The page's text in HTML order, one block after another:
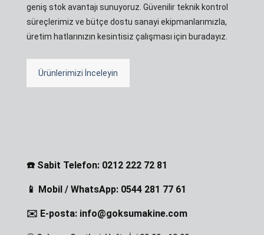
geniş stok avantajı sunuyoruz. Güvenilir teknik kontrol
süreçlerimiz ve bütçe dostu sanayi ekipmanlarımızla,
üretim hatlarınızın kesintisiz çalışması için buradayız.
Ürünlerimizi İnceleyin
☎️ Sabit Telefon: 0212 222 72 81
📱 Mobil / WhatsApp: 0544 281 77 61
✉️ E-posta: info@goksumakine.com